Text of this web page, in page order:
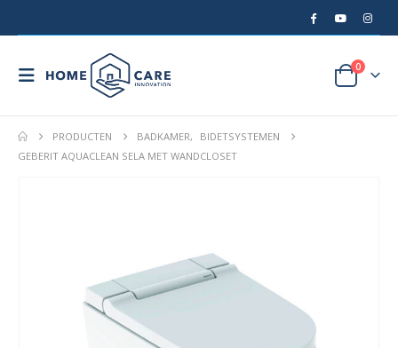
0
PRODUCTEN BADKAMER,
BIDETSYSTEMEN
GEBERIT AQUACLEAN SELA MET WANDCLOSET